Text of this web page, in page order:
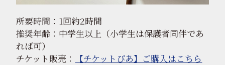
所要時間：1回約2時間
推奨年齢：中学生以上（小学生は保護者同伴であ
れば可）
チケット販売：
【チケットぴあ】ご購入はこちら